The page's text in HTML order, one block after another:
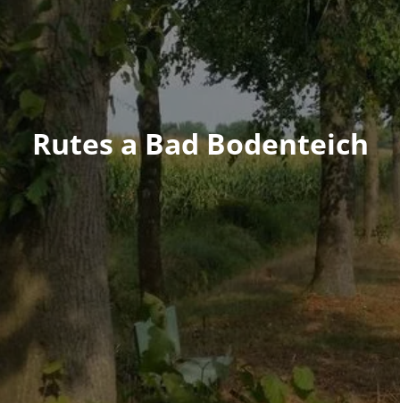
Rutes a Bad Bodenteich